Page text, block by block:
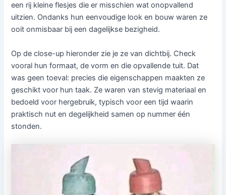
een rij kleine flesjes die er misschien wat onopvallend
uitzien. Ondanks hun eenvoudige look en bouw waren ze
ooit onmisbaar bij een dagelijkse bezigheid.
Op de close-up hieronder zie je ze van dichtbij. Check
vooral hun formaat, de vorm en die opvallende tuit. Dat
was geen toeval: precies die eigenschappen maakten ze
geschikt voor hun taak. Ze waren van stevig materiaal en
bedoeld voor hergebruik, typisch voor een tijd waarin
praktisch nut en degelijkheid samen op nummer één
stonden.